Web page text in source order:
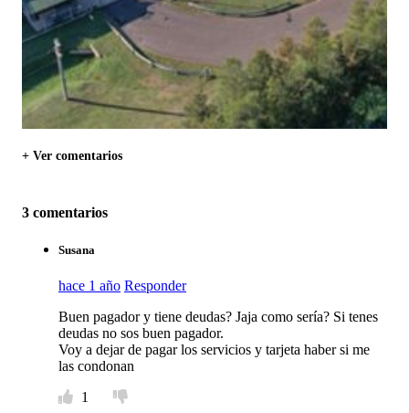
+ Ver comentarios
3 comentarios
Susana
hace 1 año Responder
Buen pagador y tiene deudas? Jaja como sería? Si tenes
deudas no sos buen pagador.
Voy a dejar de pagar los servicios y tarjeta haber si me
las condonan
1